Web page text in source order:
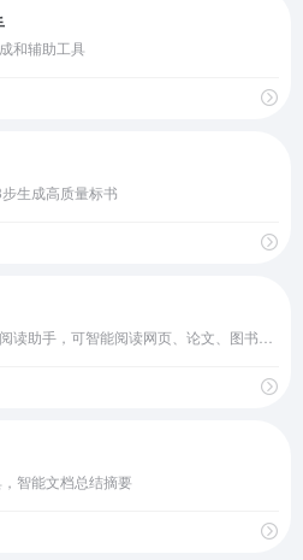
和辅助工具
生成高质量标书
智能文档总结摘要